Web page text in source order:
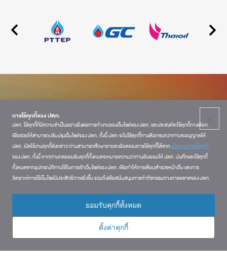
การใช้คุกกี้ของ ปตท.
ปตท. ใช้คุกกี้ที่มีความจำเป็นอย่างยิ่งต่อการทำงานของเว็บไซต์ของ ปตท. และประสงค์จะใช้คุกกี้ทางเลือก
เพื่อช่วยให้สามารถปรับปรุงเว็บไซต์ของ ปตท. ทั้งนี้ ปตท.จะไม่ใช้คุกกี้ทางเลือกจนกว่าท่านจะอนุญาตให้
ปตท. เปิดใช้งานคุกกี้ดังกล่าว ท่านสามารถศึกษารายละเอียดของการใช้คุกกี้ได้จากนโยบายการใช้คุกกี้
ของ ปตท. ทั้งนี้ หากท่านกดยอมรับคุกกี้ทั้งหมดจะหมายความว่าท่านยินยอมให้ ปตท. บันทึกและใช้คุกกี้
ทั้งหมดจากอุปกรณ์ที่ท่านใช้ในการเข้าเว็บไซต์ของ ปตท. เพื่อทำให้การเลื่อนสำรวจหน้าเว็บ และการ
วิเคราะห์การใช้เว็บไซต์มีประสิทธิภาพยิ่งขึ้น รวมถึงเพื่อสนับสนุนการทำกิจกรรมทางการตลาดของ ปตท.
ตั้งค่าคุกกี้
ยอมรับคุกกี้ทั้งหมด